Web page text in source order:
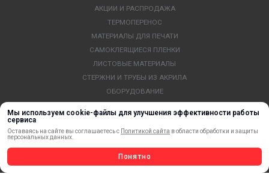
Мы используем cookie-файлы для улучшения эффективности работы
сервиса
Оставаясь на сайте вы соглашаетесь с Политикой сайта в области обработки и защиты
персональных данных.
Понятно
АКЦИИ И РАСПРОДАЖА
ТЕРМОПЕРЕНОС
МАТЕРИАЛЫ ДЛЯ ПЕЧАТИ
САМОКЛЕЯЩИЕСЯ ПЛЕНКИ
ЛИСТОВЫЕ МАТЕРИАЛЫ
СТЕРЖНИ И ТРУБЫ ИЗ АКРИЛА
ОБОРУДОВАНИЕ
ПРОФИЛИ И ПРОФИЛЬНЫЕ СИСТЕМЫ
КРАСКИ, ЧЕРНИЛА, КАРТРИДЖИ
МОБИЛЬНЫЕ СТЕНДЫ И POSM
УСЛУГИ И СЕРВИС